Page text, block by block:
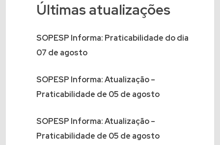
Últimas atualizações
SOPESP Informa: Praticabilidade do dia
07 de agosto
SOPESP Informa: Atualização –
Praticabilidade de 05 de agosto
SOPESP Informa: Atualização –
Praticabilidade de 05 de agosto